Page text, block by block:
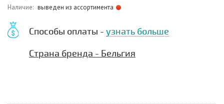
Наличие: выведен из ассортимента
Способы оплаты - узнать больше
Страна бренда - Бельгия